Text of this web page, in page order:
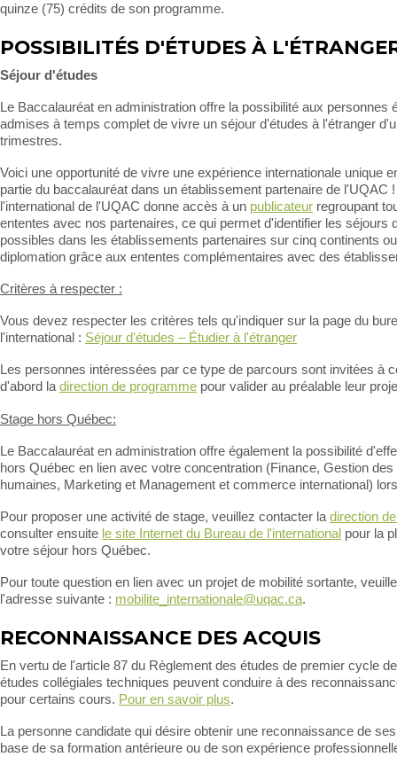
quinze (75) crédits de son programme.
POSSIBILITÉS D'ÉTUDES À
Séjour d'études
Le Baccalauréat en administration offre la possibilité aux personnes
admises à temps complet de vivre un séjour d'études à l'étranger
trimestres.
Voici une opportunité de vivre une expérience internationale unique
partie du baccalauréat dans un établissement partenaire de l'UQAC
l'international de l'UQAC donne accès à un publicateur regroupant
ententes avec nos partenaires, ce qui permet d'identifier les séjours
possibles dans les établissements partenaires sur cinq continents
diplomation grâce aux ententes complémentaires avec des
Critères à respecter :
Vous devez respecter les critères tels qu'indiquer sur la page du
l'international : Séjour d'études – Étudier à l'étranger
Les personnes intéressées par ce type de parcours sont invitées à
d'abord ladirection de programme pour valider au préalable leur
Stage hors Québec:
Le Baccalauréat en administration offre également la possibilité
hors Québec en lien avec votre concentration (Finance, Gestion
humaines, Marketing et Management et commerce international)
Pour proposer une activité de stage, veuillez contacter la direction
consulter ensuite le site Internet du Bureau de l'international pour la
votre séjour hors Québec.
Pour toute question en lien avec un projet de mobilité sortante,
l'adresse suivante : mobilite_internationale@uqac.ca.
RECONNAISSANCE DES ACQUIS
En vertu de l'article 87 du Règlement des études de premier cycle
études collégiales techniques peuvent conduire à des
pour certains cours. Pour en savoir plus.
La personne candidate qui désire obtenir une reconnaissance de
base de sa formation antérieure ou de son expérience